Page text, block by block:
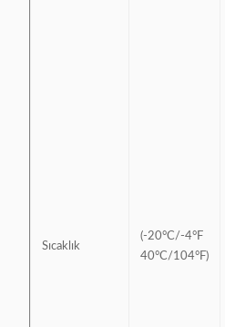
Sıcaklık
(-20°C/-4°F
40°C/104°F)